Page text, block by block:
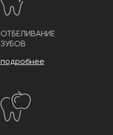
ОТБЕЛИВАНИЕ
ЗУБОВ
подробнее